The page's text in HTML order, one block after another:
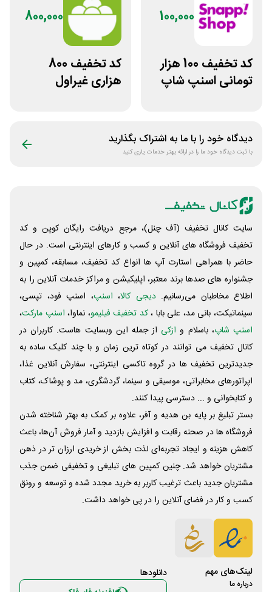
100,000
کد تخفیف 100 هزار
تومانی اسنپ شاپ
800,000
کد تخفیف 800
هزاری غیراول
دیدگاه خود را با ما به اشتراک بگذارید
با ثبت دیدگاه خود ما را در ارائه بهتر خدمات یاری کنید
سایت کانال تخفیف (آف چنل)، مرجع دریافت رایگان کوپن و کد
تخفیف فروشگاه های آنلاین و کسب و‌ کارهای اینترنتی است. در حال
حاضر با همراهی استارت آپ ها انواع کد تخفیف، مسابقه، کمپین و
جشنواره های صدها برند معتبر، اپلیکیشن و مراکز خدمات آنلاین را به
اطلاع مخاطبان می‌رسانیم. دیجی کالا، اسنپ، اسنپ فود، تپسی،
سینماتیکت، بانی مد، علی‌ بابا ،کد تخفیف فیلیمو، نماوا، اسنپ مارکت،
اسنپ شاپ، باسلام و ازکی از جمله این وبسایت ‌هاست. کاربران در
کانال تخفیف می توانند در کوتاه ترین زمان و با چند کلیک ساده به
جدیدترین تخفیف ها در گروه تاکسی اینترنتی، سفارش آنلاین غذا،
اپراتورهای مخابراتی، موسیقی و سینما، گردشگری، مد و پوشاک، کتاب
و کتابخوانی و ... دسترسی پیدا کنند.
بستر تبلیغ بر پایه بن هدیه و آفر، علاوه بر کمک به بهتر شناخته شدن
فروشگاه ها در صحنه رقابت و افزایش بازدید و آمار فروش آن‌ها، باعث
کاهش هزینه و ایجاد تجربه‌ای لذت بخش از خریدی ارزان تر در ذهن
مشتریان خواهد شد. چنین کمپین های تبلیغی و تخفیفی ضمن جذب
مشتریان جدید باعث ترغیب کاربر به خرید مجدد شده و توسعه و رونق
کسب و کار در فضای آنلاین را در پی خواهد داشت.
لینک‌های مهم
درباره ما
دانلود‌ها